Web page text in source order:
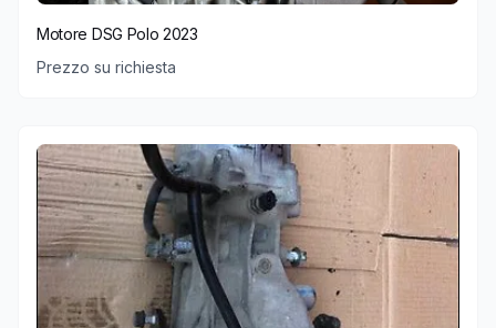
Motore DSG Polo 2023
Prezzo su richiesta